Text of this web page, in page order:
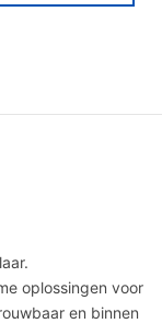
oplossingen voor
en binnen